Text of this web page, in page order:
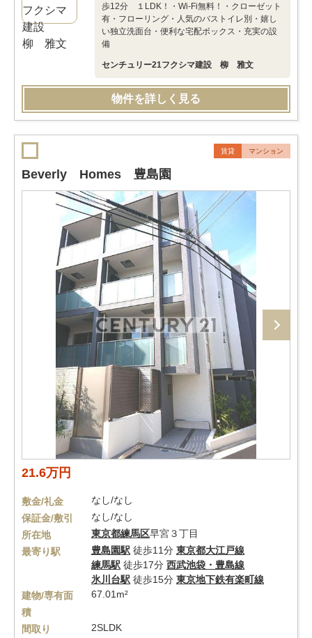
歩12分 １LDK！・Wi-Fi無料！・クローゼット
有・フローリング・人気のバストイレ別・嬉し
い独立洗面台・便利な宅配ボックス・充実の設
備
センチュリー21フクシマ建設 柳 雅文
物件を詳しく見る
賃貸 マンション
Beverly Homes 豊島園
21.6万円
敷金/礼金
なし/なし
保証金/敷引
なし/なし
所在地
東京都練馬区早宮３丁目
最寄り駅
豊島園駅 徒歩11分 東京都大江戸線
練馬駅 徒歩17分 西武池袋・豊島線
氷川台駅 徒歩15分 東京地下鉄有楽町線
建物/専有面
積
67.01m²
間取り
2SLDK